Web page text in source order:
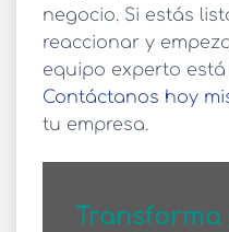
negocio. Si estás
reaccionar y
equipo experto
Contáctanos hoy
tu empresa.